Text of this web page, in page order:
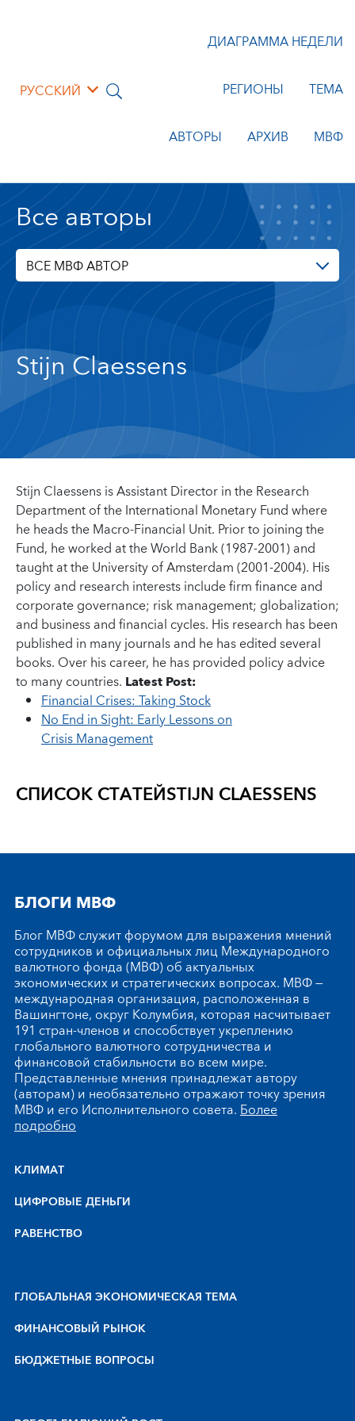
РУССКИЙ
ДИАГРАММА НЕДЕЛИ
РЕГИОНЫ ТЕМА
АВТОРЫ АРХИВ МВФ
Все авторы
ВСЕ МВФ АВТОР
Stijn Claessens
Stijn Claessens is Assistant Director in the Research
Department of the International Monetary Fund where
he heads the Macro-Financial Unit. Prior to joining the
Fund, he worked at the World Bank (1987-2001) and
taught at the University of Amsterdam (2001-2004). His
policy and research interests include firm finance and
corporate governance; risk management; globalization;
and business and financial cycles. His research has been
published in many journals and he has edited several
books. Over his career, he has provided policy advice
to many countries. Latest Post:
Financial Crises: Taking Stock
No End in Sight: Early Lessons on
Crisis Management
СПИСОК СТАТЕЙSTIJN CLAESSENS
БЛОГИ МВФ
Блог МВФ служит форумом для выражения мнений
сотрудников и официальных лиц Международного
валютного фонда (МВФ) об актуальных
экономических и стратегических вопросах. МВФ —
международная организация, расположенная в
Вашингтоне, округ Колумбия, которая насчитывает
191 стран-членов и способствует укреплению
глобального валютного сотрудничества и
финансовой стабильности во всем мире.
Представленные мнения принадлежат автору
(авторам) и необязательно отражают точку зрения
МВФ и его Исполнительного совета.Более
подробно
КЛИМАТ
ЦИФРОВЫЕ ДЕНЬГИ
РАВЕНСТВО
ГЛОБАЛЬНАЯ ЭКОНОМИЧЕСКАЯ ТЕМА
ФИНАНСОВЫЙ РЫНОК
БЮДЖЕТНЫЕ ВОПРОСЫ